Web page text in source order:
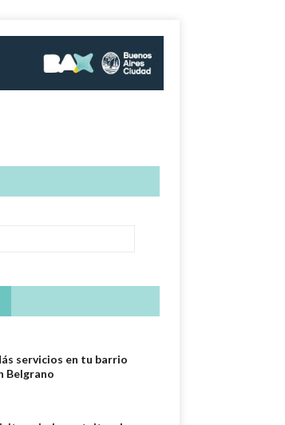
servicios en tu barrio
Belgrano